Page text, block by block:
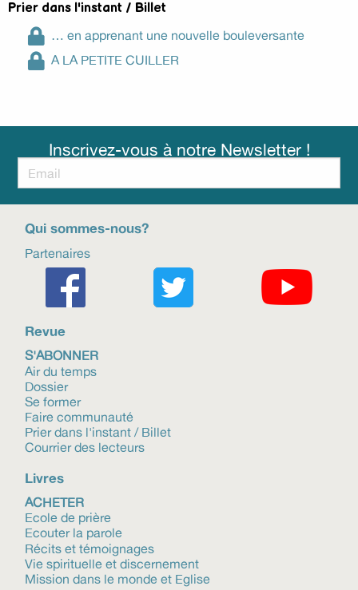
Prier dans l'instant / Billet
… en apprenant une nouvelle bouleversante
A LA PETITE CUILLER
Inscrivez-vous à notre Newsletter !
Qui sommes-nous?
Partenaires
Revue
S'ABONNER
Air du temps
Dossier
Se former
Faire communauté
Prier dans l'instant / Billet
Courrier des lecteurs
Livres
ACHETER
Ecole de prière
Ecouter la parole
Récits et témoignages
Vie spirituelle et discernement
Mission dans le monde et Eglise